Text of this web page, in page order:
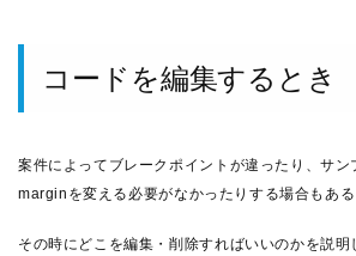
コードを編集するとき
案件によってブレークポイントが違ったり、サン
marginを変える必要がなかったりする場合もある
その時にどこを編集・削除すればいいのかを説明